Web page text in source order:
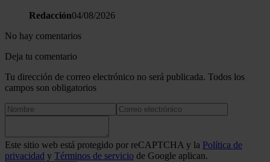
Redacción04/08/2026
No hay comentarios
Deja tu comentario
Tu dirección de correo electrónico no será publicada. Todos los
campos son obligatorios
Este sitio web está protegido por reCAPTCHA y la Política de
privacidad y Términos de servicio de Google aplican.